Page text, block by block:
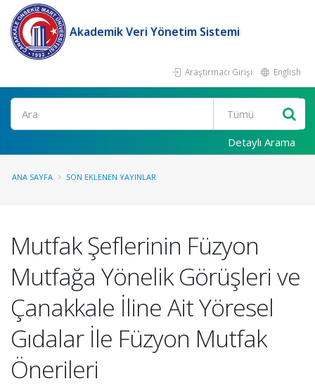
Akademik Veri Yönetim Sistemi
Araştırmacı Girişi English
Ara
Detaylı Arama
ANA SAYFA SON EKLENEN YAYINLAR
Mutfak Şeflerinin Füzyon
Mutfağa Yönelik Görüşleri ve
Çanakkale İline Ait Yöresel
Gıdalar İle Füzyon Mutfak
Önerileri